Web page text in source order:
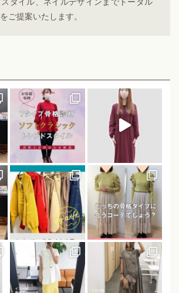
ご提案いたします。